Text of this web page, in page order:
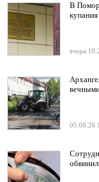
В
вчера
05.08.26